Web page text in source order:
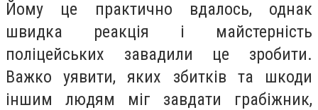
Йому це практично вдалось, однак
швидка реакція і майстерність
поліцейських завадили це зробити.
Важко уявити, яких збитків та шкоди
іншим людям міг завдати грабіжник,